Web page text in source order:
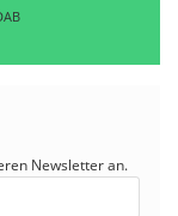
Newsletter an.